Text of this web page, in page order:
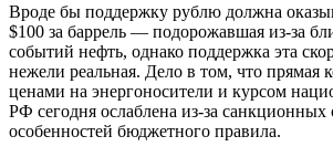
Вроде бы поддержку рублю должна
$100 за баррель — подорожавшая из-за
событий нефть, однако поддержка эта
нежели реальная. Дело в том, что прямая
ценами на энергоносители и курсом
РФ сегодня ослаблена из-за санкционных
особенностей бюджетного правила.